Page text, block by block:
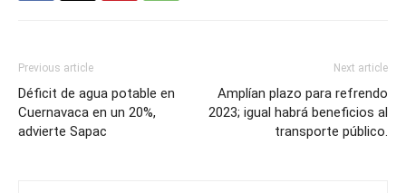
Previous article
Déficit de agua potable en
Cuernavaca en un 20%,
advierte Sapac
Next article
Amplían plazo para refrendo
2023; igual habrá beneficios al
transporte público.